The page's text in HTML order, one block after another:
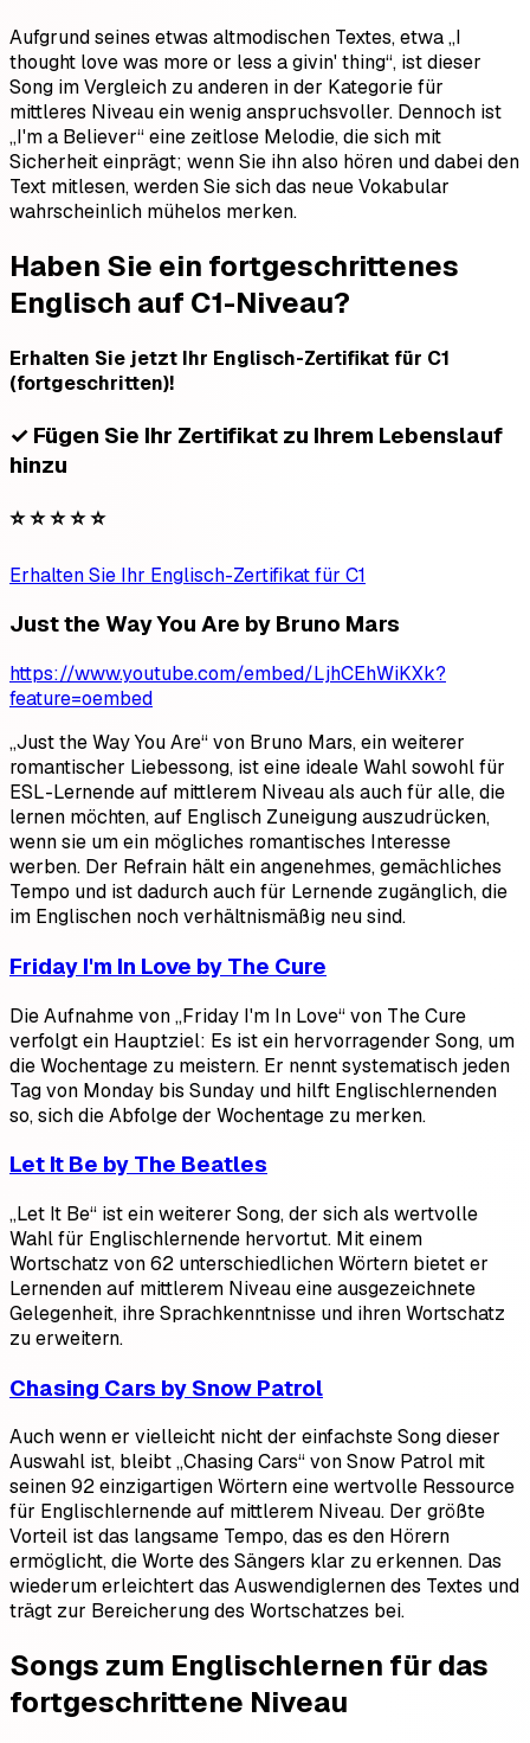
Aufgrund seines etwas altmodischen Textes, etwa „I
thought love was more or less a givin' thing“, ist dieser
Song im Vergleich zu anderen in der Kategorie für
mittleres Niveau ein wenig anspruchsvoller. Dennoch ist
„I'm a Believer“ eine zeitlose Melodie, die sich mit
Sicherheit einprägt; wenn Sie ihn also hören und dabei den
Text mitlesen, werden Sie sich das neue Vokabular
wahrscheinlich mühelos merken.
Haben Sie ein fortgeschrittenes
Englisch auf C1-Niveau?
Erhalten Sie jetzt Ihr Englisch-Zertifikat für C1
(fortgeschritten)!
✓ Fügen Sie Ihr Zertifikat zu Ihrem Lebenslauf
hinzu
⭐ ⭐ ⭐ ⭐ ⭐
Erhalten Sie Ihr Englisch-Zertifikat für C1
Just the Way You Are by Bruno Mars
https://www.youtube.com/embed/LjhCEhWiKXk?
feature=oembed
„Just the Way You Are“ von Bruno Mars, ein weiterer
romantischer Liebessong, ist eine ideale Wahl sowohl für
ESL-Lernende auf mittlerem Niveau als auch für alle, die
lernen möchten, auf Englisch Zuneigung auszudrücken,
wenn sie um ein mögliches romantisches Interesse
werben. Der Refrain hält ein angenehmes, gemächliches
Tempo und ist dadurch auch für Lernende zugänglich, die
im Englischen noch verhältnismäßig neu sind.
Friday I'm In Love by The Cure
Die Aufnahme von „Friday I'm In Love“ von The Cure
verfolgt ein Hauptziel: Es ist ein hervorragender Song, um
die Wochentage zu meistern. Er nennt systematisch jeden
Tag von Monday bis Sunday und hilft Englischlernenden
so, sich die Abfolge der Wochentage zu merken.
Let It Be by The Beatles
„Let It Be“ ist ein weiterer Song, der sich als wertvolle
Wahl für Englischlernende hervortut. Mit einem
Wortschatz von 62 unterschiedlichen Wörtern bietet er
Lernenden auf mittlerem Niveau eine ausgezeichnete
Gelegenheit, ihre Sprachkenntnisse und ihren Wortschatz
zu erweitern.
Chasing Cars by Snow Patrol
Auch wenn er vielleicht nicht der einfachste Song dieser
Auswahl ist, bleibt „Chasing Cars“ von Snow Patrol mit
seinen 92 einzigartigen Wörtern eine wertvolle Ressource
für Englischlernende auf mittlerem Niveau. Der größte
Vorteil ist das langsame Tempo, das es den Hörern
ermöglicht, die Worte des Sängers klar zu erkennen. Das
wiederum erleichtert das Auswendiglernen des Textes und
trägt zur Bereicherung des Wortschatzes bei.
Songs zum Englischlernen für das
fortgeschrittene Niveau